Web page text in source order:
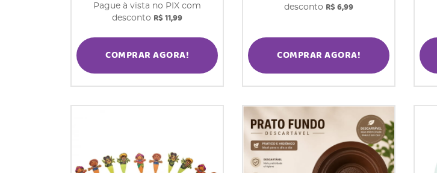
Pague à vista no PIX com
desconto R$ 11,99
COMPRAR AGORA!
desconto R$ 6,99
COMPRAR AGORA!